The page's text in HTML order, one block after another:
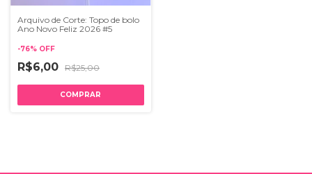
Arquivo de Corte: Topo de bolo
Ano Novo Feliz 2026 #5
-76% OFF
R$6,00 R$25,00